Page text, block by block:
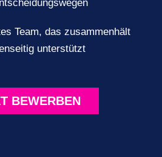
Team, das zusammenhält
unterstützt
BEWERBEN